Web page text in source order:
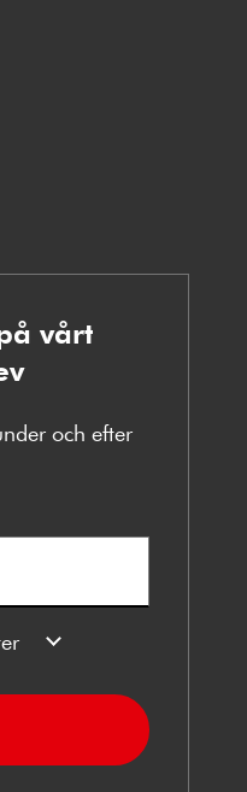
vårt
och efter